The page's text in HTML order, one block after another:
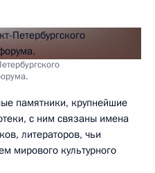
памятники, крупнейшие
с ним связаны имена
литераторов, чьи
мирового культурного